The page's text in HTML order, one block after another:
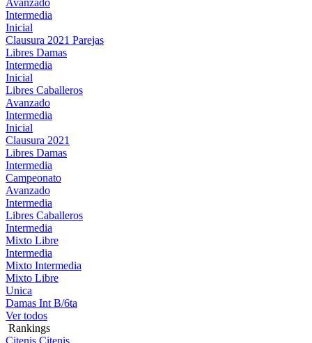
Avanzado
Intermedia
Inicial
Clausura 2021 Parejas
Libres Damas
Intermedia
Inicial
Libres Caballeros
Avanzado
Intermedia
Inicial
Clausura 2021
Libres Damas
Intermedia
Campeonato
Avanzado
Intermedia
Libres Caballeros
Intermedia
Mixto Libre
Intermedia
Mixto Intermedia
Mixto Libre
Unica
Damas Int B/6ta
Ver todos
Rankings